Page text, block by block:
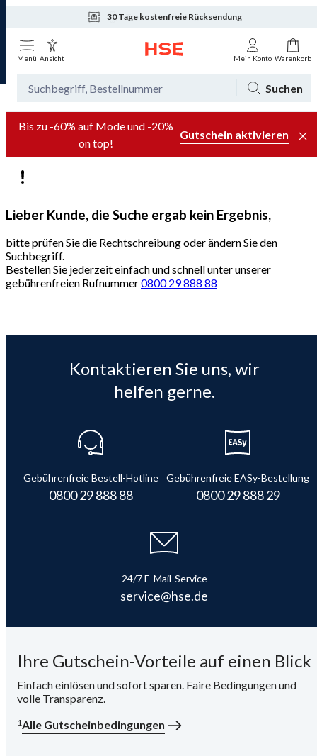
30 Tage kostenfreie Rücksendung
Tagesaktuelle Angebote
Menü Ansicht Mein Konto Warenkorb
Suchen
Bis zu -60% auf Mode und -20%
on top!
Gutschein aktivieren
Lieber Kunde, die Suche ergab kein Ergebnis,
bitte prüfen Sie die Rechtschreibung oder ändern Sie den
Suchbegriff.
Bestellen Sie jederzeit einfach und schnell unter unserer
gebührenfreien Rufnummer0800 29 888 88
Kontaktieren Sie uns, wir
helfen gerne.
Gebührenfreie Bestell-Hotline
0800 29 888 88
Gebührenfreie EASy-Bestellung
0800 29 888 29
24/7 E-Mail-Service
service@hse.de
Ihre Gutschein-Vorteile auf einen Blick
Einfach einlösen und sofort sparen. Faire Bedingungen und
volle Transparenz.
1Alle Gutscheinbedingungen